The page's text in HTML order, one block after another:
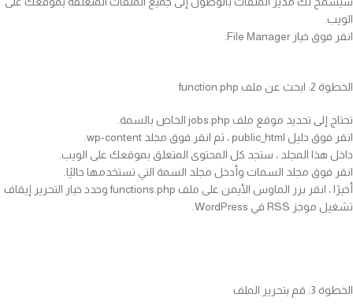
الويب.
انقر فوق خيار File Manager.
الخطوة 2: ابحث عن ملف function.php
تحتاج إلى تحديد موقع ملف jobs.php الخاص بالسمة.
انقر فوق دليل public_html ، ثم انقر فوق مجلد wp-content.
داخل هذا المجلد ، ستجد كل المحتوى المتعلق بموقعك على الويب.
انقر فوق مجلد السمات وأدخل مجلد السمة التي تستخدمها حاليًا.
أخيرًا ، انقر بزر الماوس الأيمن على ملف functions.php وحدد خيار التحرير إيقاف
تشغيل موجز RSS في WordPress.
الخطوة 3: قم بتحرير الملف